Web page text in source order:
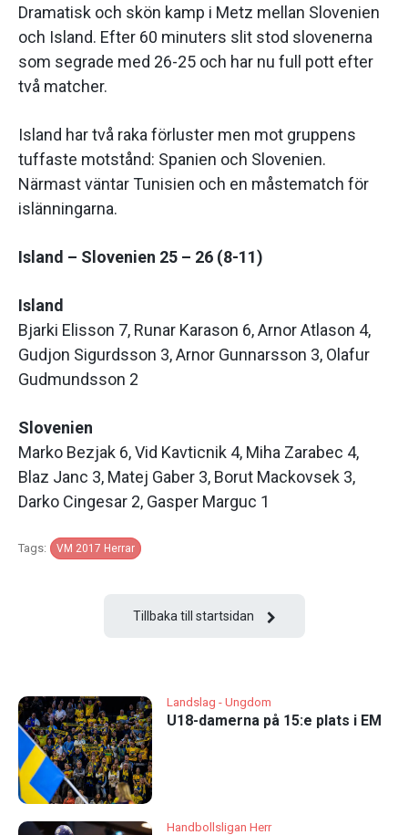
Dramatisk och skön kamp i Metz mellan Slovenien
och Island. Efter 60 minuters slit stod slovenerna
som segrade med 26-25 och har nu full pott efter
två matcher.
Island har två raka förluster men mot gruppens
tuffaste motstånd: Spanien och Slovenien.
Närmast väntar Tunisien och en måstematch för
islänningarna.
Island – Slovenien 25 – 26 (8-11)
Island
Bjarki Elisson 7, Runar Karason 6, Arnor Atlason 4,
Gudjon Sigurdsson 3, Arnor Gunnarsson 3, Olafur
Gudmundsson 2
Slovenien
Marko Bezjak 6, Vid Kavticnik 4, Miha Zarabec 4,
Blaz Janc 3, Matej Gaber 3, Borut Mackovsek 3,
Darko Cingesar 2, Gasper Marguc 1
Tags: VM 2017 Herrar
Tillbaka till startsidan
Landslag - Ungdom
U18-damerna på 15:e plats i EM
Handbollsligan Herr